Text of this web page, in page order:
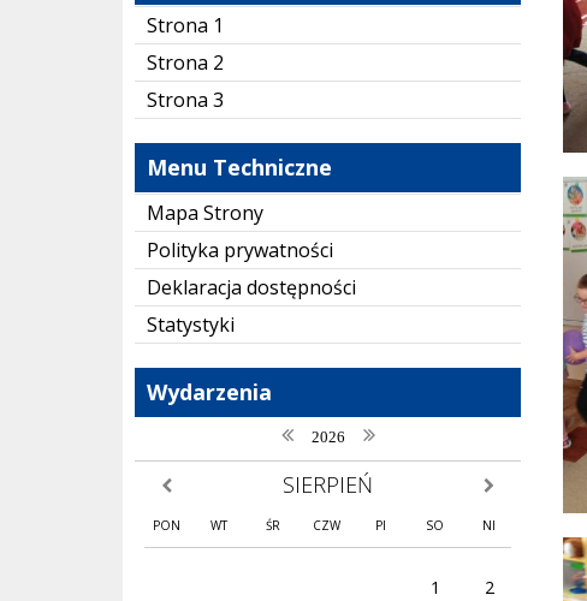
Strona 1
Strona 2
Strona 3
Menu Techniczne
Mapa Strony
Polityka prywatności
Deklaracja dostępności
Statystyki
Wydarzenia
poprzedni rok
2026 następny rok
poprzedni miesiąc SIERPIEŃ następny miesiąc
PON WT ŚR CZW PI SO NI
1 2